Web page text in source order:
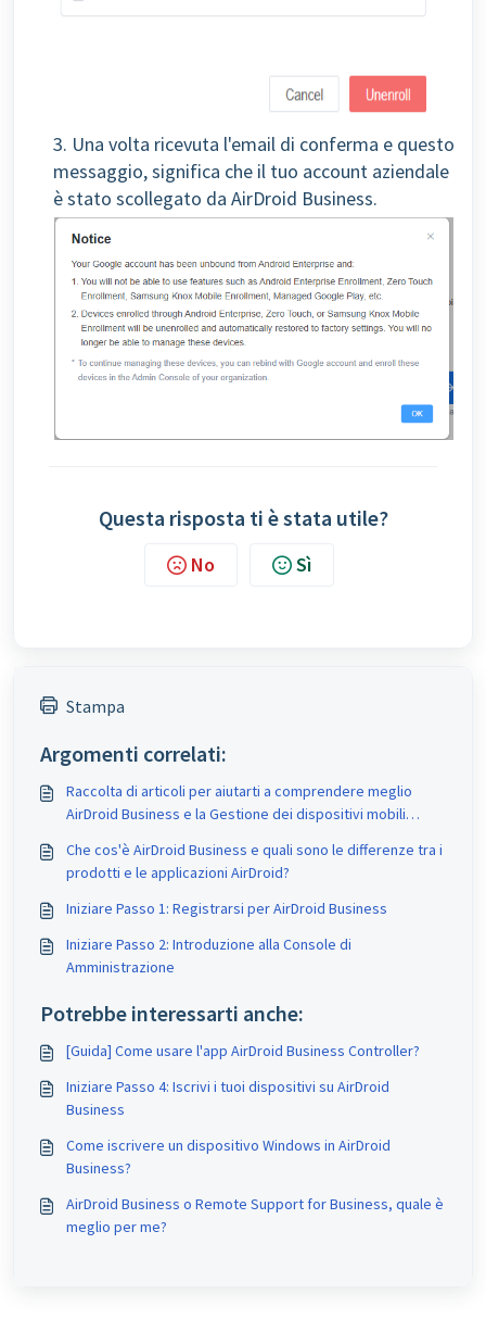
3. Una volta ricevuta l'email di conferma e questo
messaggio, significa che il tuo account aziendale
è stato scollegato da AirDroid Business.
Questa risposta ti è stata utile?
No Sì
Stampa
Argomenti correlati:
Raccolta di articoli per aiutarti a comprendere meglio
AirDroid Business e la Gestione dei dispositivi mobili
Che cos'è AirDroid Business e quali sono le differenze tra i
prodotti e le applicazioni AirDroid?
Iniziare Passo 1: Registrarsi per AirDroid Business
Iniziare Passo 2: Introduzione alla Console di
Amministrazione
Potrebbe interessarti anche:
[Guida] Come usare l'app AirDroid Business Controller?
Iniziare Passo 4: Iscrivi i tuoi dispositivi su AirDroid
Business
Come iscrivere un dispositivo Windows in AirDroid
Business?
AirDroid Business o Remote Support for Business, quale è
meglio per me?